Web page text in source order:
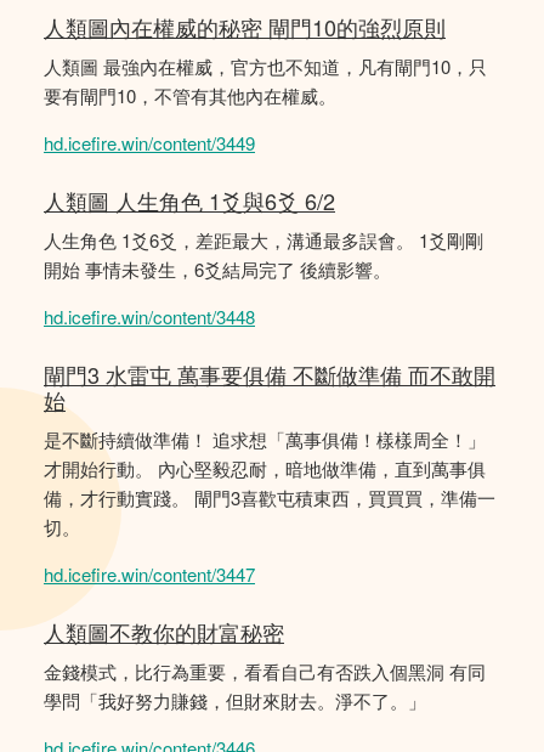
人類圖內在權威的秘密 閘門10的強烈原則
人類圖 最強內在權威，官方也不知道，凡有閘門10，只
要有閘門10，不管有其他內在權威。
hd.icefire.win/content/3449
人類圖 人生角色 1爻與6爻 6/2
人生角色 1爻6爻，差距最大，溝通最多誤會。 1爻剛剛
開始 事情未發生，6爻結局完了 後續影響。
hd.icefire.win/content/3448
閘門3 水雷屯 萬事要俱備 不斷做準備 而不敢開
始
是不斷持續做準備！ 追求想「萬事俱備！樣樣周全！」
才開始行動。 內心堅毅忍耐，暗地做準備，直到萬事俱
備，才行動實踐。 閘門3喜歡屯積東西，買買買，準備一
切。
hd.icefire.win/content/3447
人類圖不教你的財富秘密
金錢模式，比行為重要，看看自己有否跌入個黑洞 有同
學問「我好努力賺錢，但財來財去。淨不了。」